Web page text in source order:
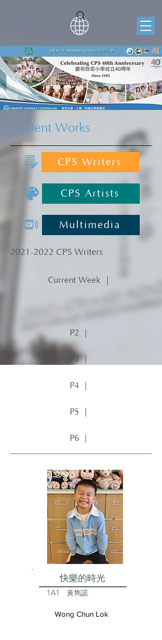
Student Works
CPS Writers
CPS Artists
Multimedia
2021-2022 CPS Writers
Current Week ｜
P2 ｜
P3 ｜
P4 ｜
P5 ｜
P6 ｜
快樂的時光
1A1 黃雋諾
Wong Chun Lok